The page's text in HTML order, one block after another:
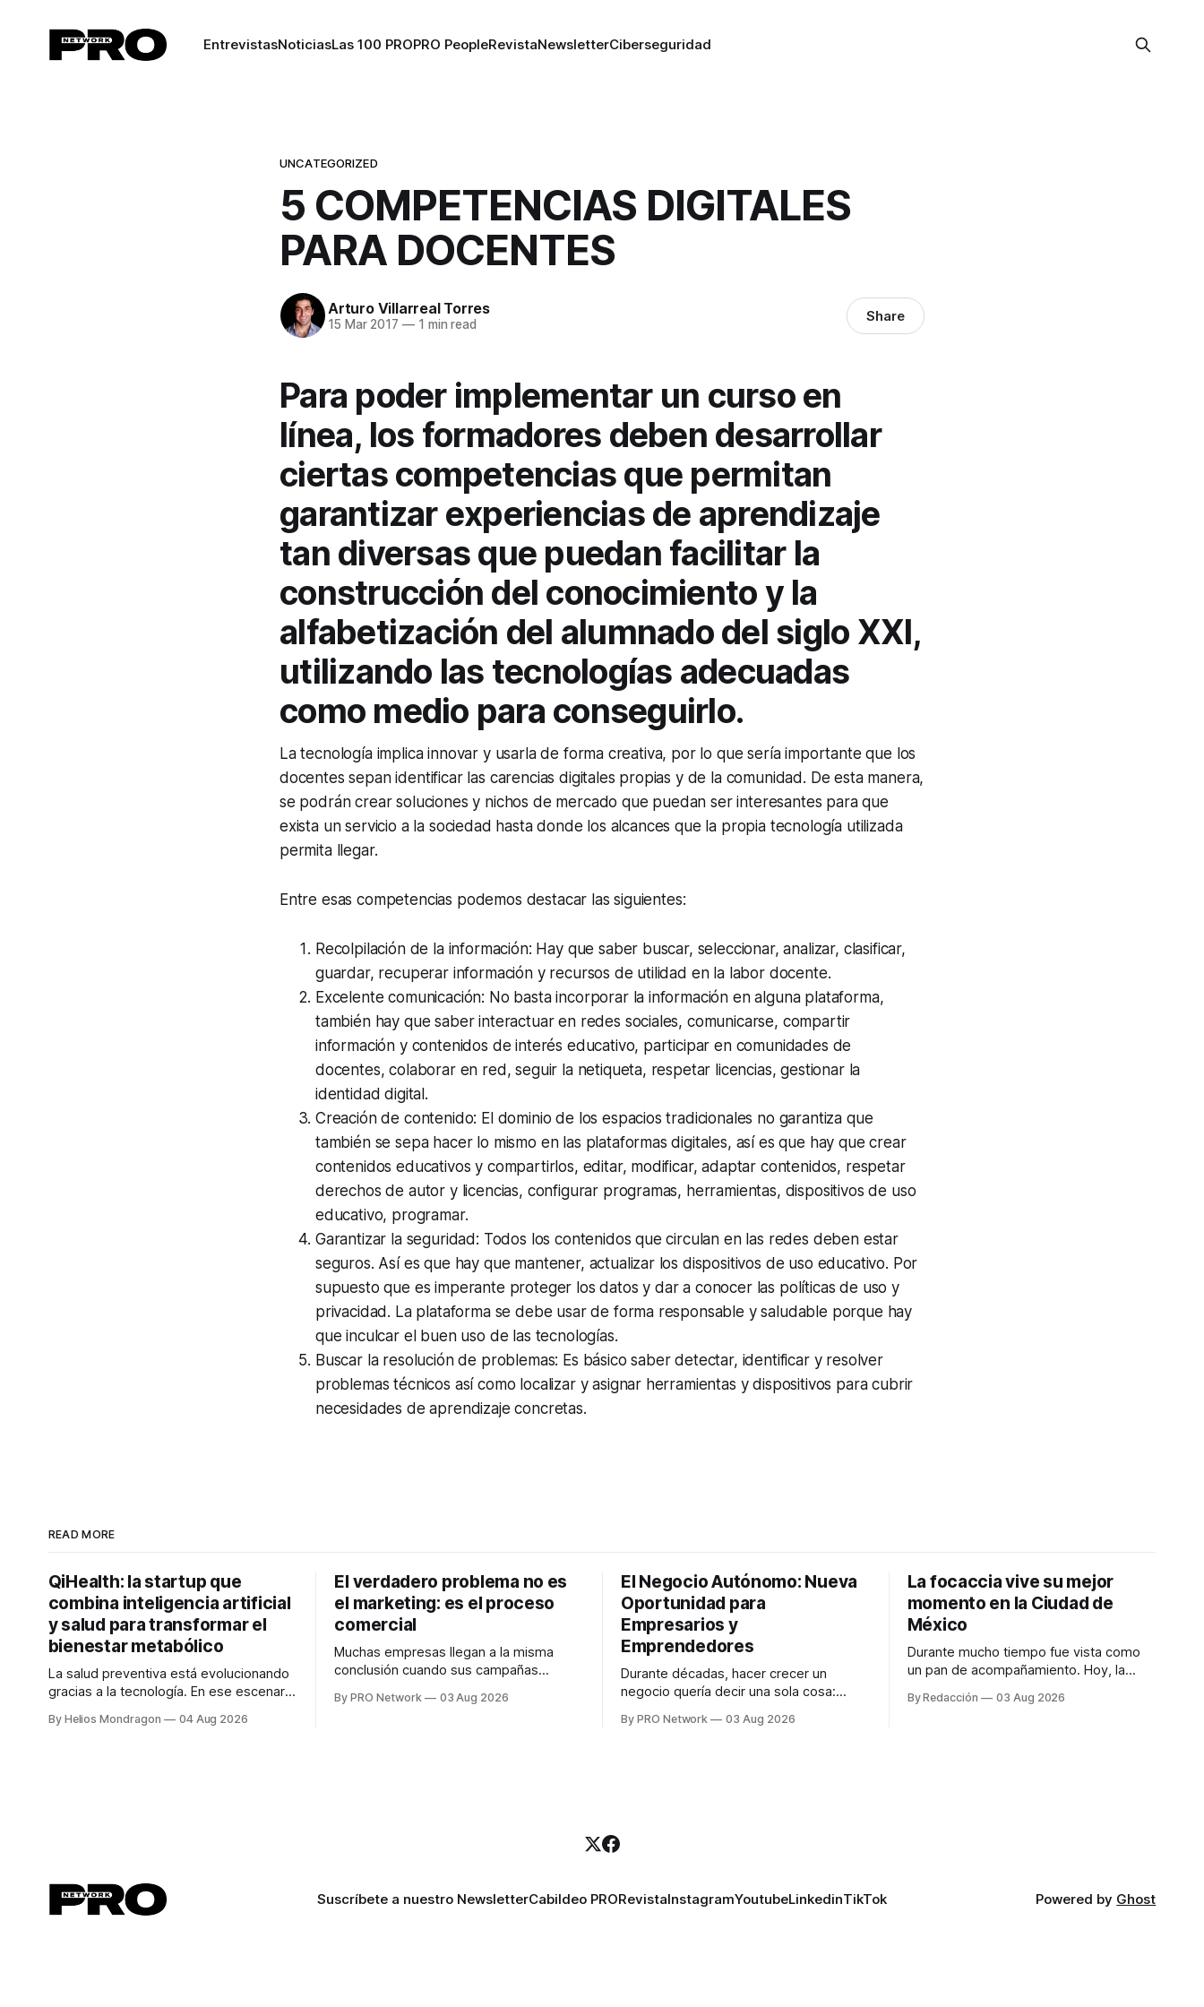
EntrevistasNoticiasLas 100 PROPRO PeopleRevistaNewsletterCiberseguridad
UNCATEGORIZED
5 COMPETENCIAS DIGITALES
PARA DOCENTES
Arturo Villarreal Torres
15 Mar 2017 —1 min read Share
Para poder implementar un curso en
línea, los formadores deben desarrollar
ciertas competencias que permitan
garantizar experiencias de aprendizaje
tan diversas que puedan facilitar la
construcción del conocimiento y la
alfabetización del alumnado del siglo XXI,
utilizando las tecnologías adecuadas
como medio para conseguirlo.
La tecnología implica innovar y usarla de forma creativa, por lo que sería importante que los
docentes sepan identificar las carencias digitales propias y de la comunidad. De esta manera,
se podrán crear soluciones y nichos de mercado que puedan ser interesantes para que
exista un servicio a la sociedad hasta donde los alcances que la propia tecnología utilizada
permita llegar.
Entre esas competencias podemos destacar las siguientes:
Recolpilación de la información: Hay que saber buscar, seleccionar, analizar, clasificar,
guardar, recuperar información y recursos de utilidad en la labor docente.
Excelente comunicación: No basta incorporar la información en alguna plataforma,
también hay que saber interactuar en redes sociales, comunicarse, compartir
información y contenidos de interés educativo, participar en comunidades de
docentes, colaborar en red, seguir la netiqueta, respetar licencias, gestionar la
identidad digital.
Creación de contenido: El dominio de los espacios tradicionales no garantiza que
también se sepa hacer lo mismo en las plataformas digitales, así es que hay que crear
contenidos educativos y compartirlos, editar, modificar, adaptar contenidos, respetar
derechos de autor y licencias, configurar programas, herramientas, dispositivos de uso
educativo, programar.
Garantizar la seguridad: Todos los contenidos que circulan en las redes deben estar
seguros. Así es que hay que mantener, actualizar los dispositivos de uso educativo. Por
supuesto que es imperante proteger los datos y dar a conocer las políticas de uso y
privacidad. La plataforma se debe usar de forma responsable y saludable porque hay
que inculcar el buen uso de las tecnologías.
Buscar la resolución de problemas: Es básico saber detectar, identificar y resolver
problemas técnicos así como localizar y asignar herramientas y dispositivos para cubrir
necesidades de aprendizaje concretas.
READ MORE
QiHealth: la startup que
combina inteligencia artificial
y salud para transformar el
bienestar metabólico
La salud preventiva está evolucionando
gracias a la tecnología. En ese escenario
desarrolla un ecosistema digital capaz
By Helios Mondragon 04 Aug 2026
El verdadero problema no es
el marketing: es el proceso
comercial
Muchas empresas llegan a la misma
conclusión cuando sus campañas
marketing no funciona". Sin embargo,
By PRO Network 03 Aug 2026
El Negocio Autónomo: Nueva
Oportunidad para
Empresarios y
Emprendedores
Durante décadas, hacer crecer un
negocio quería decir una sola cosa:
anuncios, un especialista en marketing
By PRO Network 03 Aug 2026
La focaccia vive su mejor
momento en la Ciudad de
México
Durante mucho tiempo fue vista como
un pan de acompañamiento. Hoy, la
platillos favoritos de quienes buscan
By Redacción 03 Aug 2026
Suscríbete a nuestro NewsletterCabildeo PRORevistaInstagramYoutubeLinkedinTikTok Powered by Ghost